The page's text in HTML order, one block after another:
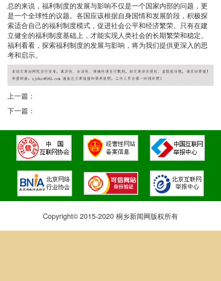
总的来说，福利制度的发展与影响不仅是一个国家内部的问题，更
是一个全球性的议题。各国应该根据自身国情和发展阶段，积极探
索适合自己的福利制度模式，促进社会公平和经济繁荣。只有在建
立健全的福利制度基础上，才能实现人类社会的长期繁荣和稳定。
福利看看，探索福利制度的发展与影响，将为我们提供更深入的思
考和启示。
上一篇：
下一篇：
Copyright© 2015-2020 桐乡新闻网版权所有